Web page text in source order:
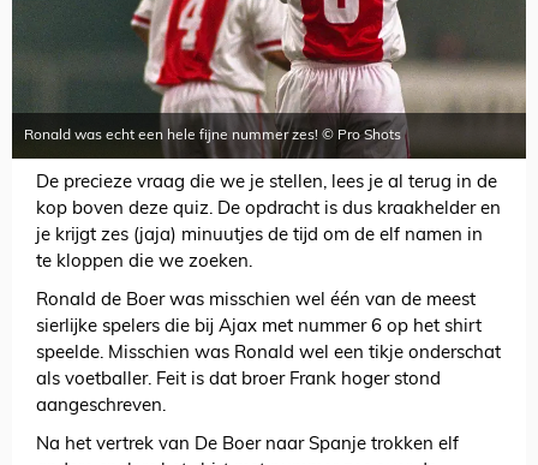
Ronald was echt een hele fijne nummer zes! © Pro Shots
De precieze vraag die we je stellen, lees je al terug in de
kop boven deze quiz. De opdracht is dus kraakhelder en
je krijgt zes (jaja) minuutjes de tijd om de elf namen in
te kloppen die we zoeken.
Ronald de Boer was misschien wel één van de meest
sierlijke spelers die bij Ajax met nummer 6 op het shirt
speelde. Misschien was Ronald wel een tikje onderschat
als voetballer. Feit is dat broer Frank hoger stond
aangeschreven.
Na het vertrek van De Boer naar Spanje trokken elf